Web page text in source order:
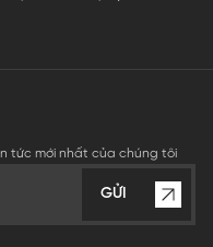
tức mới nhất của chúng tôi
GỬI